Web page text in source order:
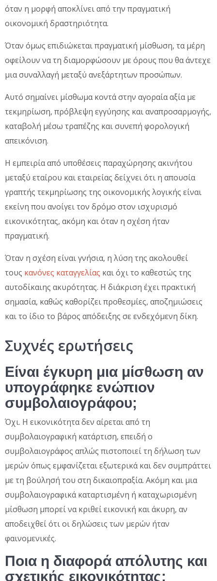
όταν η μορφή αποκλίνει από την πραγματική
οικονομική δραστηριότητα.
Όταν όμως επιδιώκεται πραγματική μίσθωση, τα μέρη
οφείλουν να τη διαμορφώσουν με όρους που θα άντεχε
μια συναλλαγή μεταξύ ανεξάρτητων προσώπων.
Αυτό σημαίνει μίσθωμα κοντά στην αγοραία αξία με
τεκμηρίωση, πρόβλεψη εγγύησης και αναπροσαρμογής,
καταβολή μέσω τραπέζης και συνεπή φορολογική
απεικόνιση.
Η εμπειρία από υποθέσεις παραχώρησης ακινήτου
μεταξύ εταίρου και εταιρείας δείχνει ότι η απουσία
γραπτής τεκμηρίωσης της οικονομικής λογικής είναι
εκείνη που ανοίγει τον δρόμο στον ισχυρισμό
εικονικότητας, ακόμη και όταν η σχέση ήταν
πραγματική.
Όταν η σχέση είναι γνήσια, η λύση της ακολουθεί
τους κανόνες καταγγελίας και όχι το καθεστώς της
αυτοδίκαιης ακυρότητας. Η διάκριση έχει πρακτική
σημασία, καθώς καθορίζει προθεσμίες, αποζημιώσεις
και το ίδιο το βάρος απόδειξης σε ενδεχόμενη δίκη.
Συχνές ερωτήσεις
Είναι έγκυρη μια μίσθωση αν
υπογράφηκε ενώπιον
συμβολαιογράφου;
Όχι. Η εικονικότητα δεν αίρεται από τη
συμβολαιογραφική κατάρτιση, επειδή ο
συμβολαιογράφος απλώς πιστοποιεί τη δήλωση των
μερών όπως εμφανίζεται εξωτερικά και δεν συμπράττει
με τη βούλησή του στη δικαιοπραξία. Ακόμη και μια
συμβολαιογραφικά καταρτισμένη ή καταχωρισμένη
μίσθωση μπορεί να κριθεί εικονική και άκυρη, αν
αποδειχθεί ότι οι δηλώσεις των μερών ήταν
φαινομενικές.
Ποια η διαφορά απόλυτης και
σχετικής εικονικότητας;